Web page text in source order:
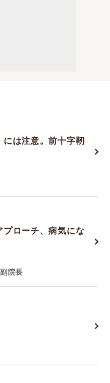
は注意。前十字靭
プローチ、病気にな
院長